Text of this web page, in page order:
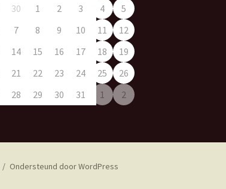
30 1 2 3 4
5
7 8 9 10 11
12
14 15 16 17 18
19
21 22 23 24 25
26
28 29 30 31 1 2
Ondersteund door WordPress